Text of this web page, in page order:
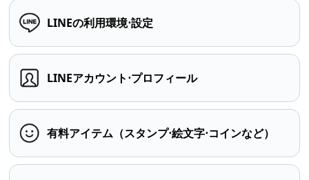
LINEの利用環境⋅設定
LINEアカウント⋅プロフィール
有料アイテム（スタンプ⋅絵文字⋅コインなど）